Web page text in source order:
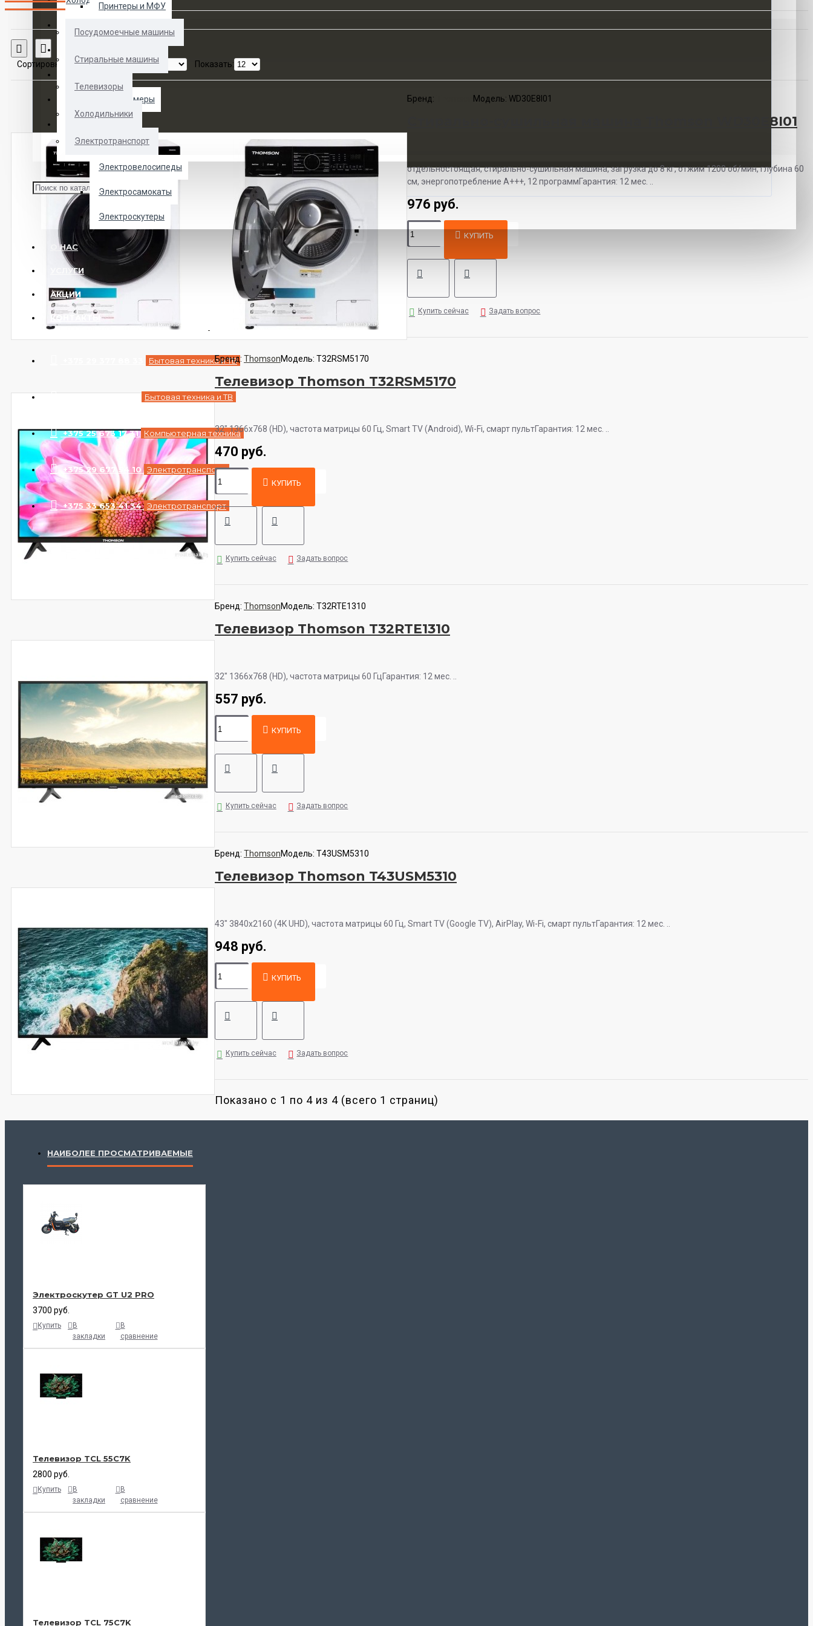
Морозильные камеры
Телевизоры
Принтеры и МФУ
Посудомоечные машины
Стиральные машины
Телевизоры
Холодильники
Электротранспорт
Электровелосипеды
Электросамокаты
Электроскутеры
О НАС
УСЛУГИ
АКЦИИ
КОНТАКТЫ
Бытовая техника и ТВ
Бытовая техника и ТВ
+375 25 673 17 31 Компьютерная техника
+375 29 677 54 10 Электротранспорт
+375 33 653 41 34 Электротранспорт
Сортировка:
Показать:
Бренд: Модель: WD30E8I01
Стирально-сушильная машина Thomson WD30E8I01
отдельностоящая, стирально-сушильная машина, загрузка до 8 кг, отжим 1200 об/мин, глубина 60
см, энергопотребление A+++, 12 программГарантия: 12 мес. ..
976 руб.
КУПИТЬ
Купить сейчас Задать вопрос
Бренд: ThomsonМодель: T32RSM5170
Телевизор Thomson T32RSM5170
32" 1366x768 (HD), частота матрицы 60 Гц, Smart TV (Android), Wi-Fi, смарт пультГарантия: 12 мес. ..
470 руб.
КУПИТЬ
Купить сейчас Задать вопрос
Бренд: ThomsonМодель: T32RTE1310
Телевизор Thomson T32RTE1310
32" 1366x768 (HD), частота матрицы 60 ГцГарантия: 12 мес. ..
557 руб.
КУПИТЬ
Купить сейчас Задать вопрос
Бренд: ThomsonМодель: T43USM5310
Телевизор Thomson T43USM5310
43" 3840x2160 (4K UHD), частота матрицы 60 Гц, Smart TV (Google TV), AirPlay, Wi-Fi, смарт пультГарантия: 12 мес. ..
948 руб.
КУПИТЬ
Купить сейчас Задать вопрос
Показано с 1 по 4 из 4 (всего 1 страниц)
НАИБОЛЕЕ ПРОСМАТРИВАЕМЫЕ
Электроскутер GT U2 PRO
3700 руб.
Купить
В
закладки
В
сравнение
Телевизор TCL 55C7K
2800 руб.
Купить
В
закладки
В
сравнение
Телевизор TCL 75C7K